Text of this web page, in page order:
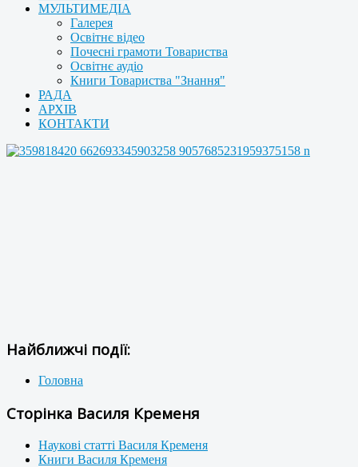
МУЛЬТИМЕДІА
Галерея
Освітнє відео
Почесні грамоти Товариства
Освітнє аудіо
Книги Товариства "Знання"
РАДА
АРХІВ
КОНТАКТИ
Найближчі події:
Головна
Сторінка Василя Кременя
Наукові статті Василя Кременя
Книги Василя Кременя